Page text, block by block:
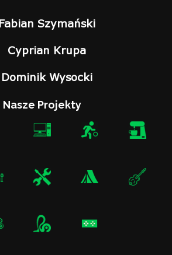
Fabian Szymański
Cyprian Krupa
Dominik Wysocki
Nasze Projekty